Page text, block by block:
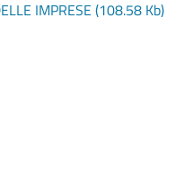
IMPRESE (108.58 Kb)